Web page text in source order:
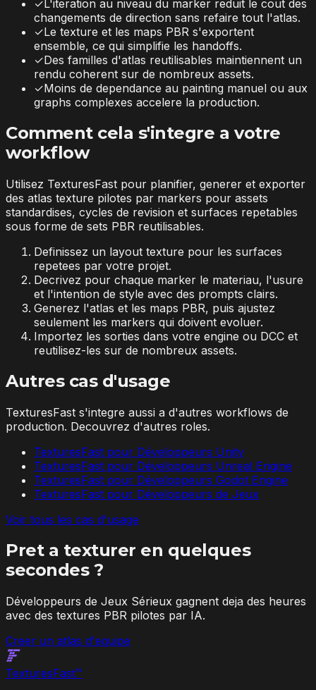
✓L'iteration au niveau du marker reduit le cout des
changements de direction sans refaire tout l'atlas.
✓Le texture et les maps PBR s'exportent
ensemble, ce qui simplifie les handoffs.
✓Des familles d'atlas reutilisables maintiennent un
rendu coherent sur de nombreux assets.
✓Moins de dependance au painting manuel ou aux
graphs complexes accelere la production.
Comment cela s'integre a votre
workflow
Utilisez TexturesFast pour planifier, generer et exporter
des atlas texture pilotes par markers pour assets
standardises, cycles de revision et surfaces repetables
sous forme de sets PBR reutilisables.
Definissez un layout texture pour les surfaces
repetees par votre projet.
Decrivez pour chaque marker le materiau, l'usure
et l'intention de style avec des prompts clairs.
Generez l'atlas et les maps PBR, puis ajustez
seulement les markers qui doivent evoluer.
Importez les sorties dans votre engine ou DCC et
reutilisez-les sur de nombreux assets.
Autres cas d'usage
TexturesFast s'integre aussi a d'autres workflows de
production. Decouvrez d'autres roles.
TexturesFast pour Développeurs Unity
TexturesFast pour Développeurs Unreal Engine
TexturesFast pour Développeurs Godot Engine
TexturesFast pour Développeurs de Jeux
Voir tous les cas d'usage
Pret a texturer en quelques
secondes ?
Développeurs de Jeux Sérieux gagnent deja des heures
avec des textures PBR pilotes par IA.
Creer un atlas d'equipe
TexturesFast™